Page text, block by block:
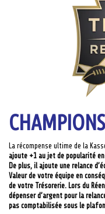
La récompense ultime de la
ajoute +1 au jet de popularité
De plus, il ajoute une relance
Valeur de votre équipe en
de votre Trésorerie. Lors du
dépenser d’argent pour la
pas comptabilisée sous le